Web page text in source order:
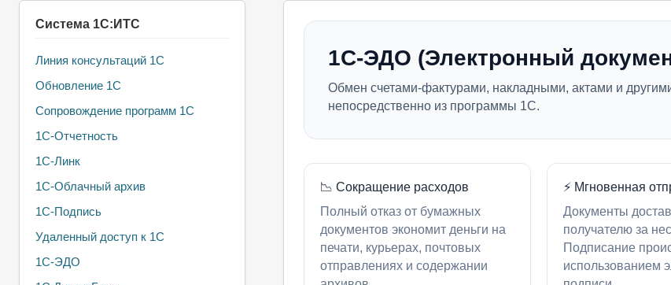
Система 1С:ИТС
Линия консультаций 1С
Обновление 1С
Сопровождение программ 1С
1С-Отчетность
1С-Линк
1С-Облачный архив
1С-Подпись
Удаленный доступ к 1С
1С-ЭДО
1С-ЭДО (Электронный
Обмен счетами-фактурами, накладными, актами и
непосредственно из программы 1С.
📉 Сокращение расходов
Полный отказ от бумажных
документов экономит деньги на
печати, курьерах, почтовых
отправлениях и содержании
⚡ Мгновенная
Документы
получателю за
Подписание
использованием